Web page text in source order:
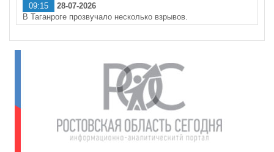
09:15
28-07-2026
В Таганроге прозвучало несколько взрывов.